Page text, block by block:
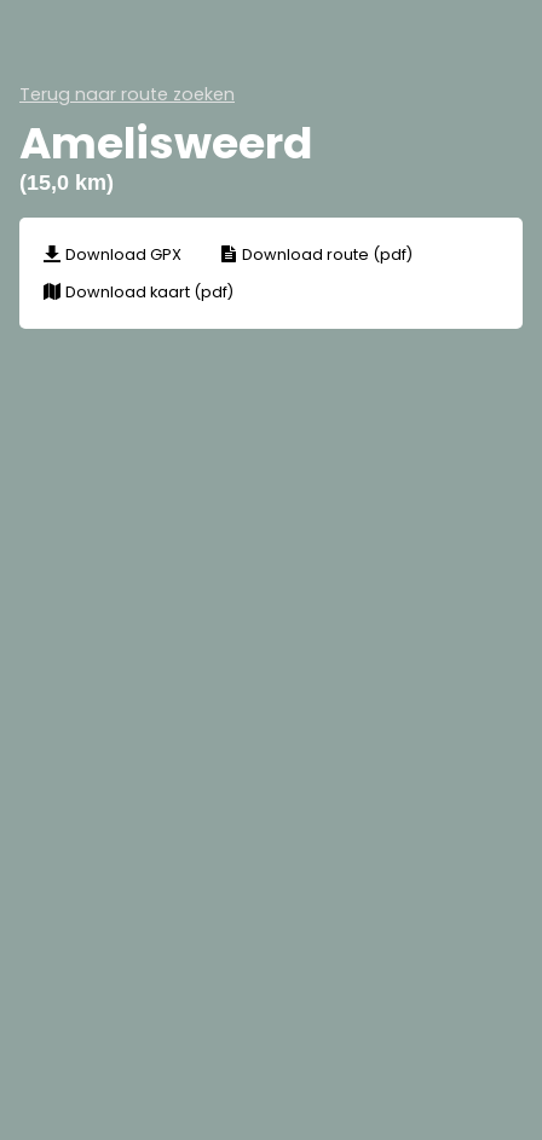
Terug naar route zoeken
Amelisweerd
(15,0 km)
Download GPX
Download route (pdf)
Download kaart (pdf)